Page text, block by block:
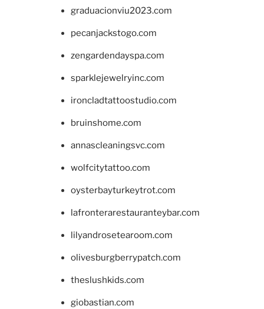
graduacionviu2023.com
pecanjackstogo.com
zengardendayspa.com
sparklejewelryinc.com
ironcladtattoostudio.com
bruinshome.com
annascleaningsvc.com
wolfcitytattoo.com
oysterbayturkeytrot.com
lafronterarestauranteybar.com
lilyandrosetearoom.com
olivesburgberrypatch.com
theslushkids.com
giobastian.com